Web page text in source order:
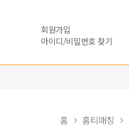
회원가입
아이디/비밀번호 찾기
홈 홈티매칭